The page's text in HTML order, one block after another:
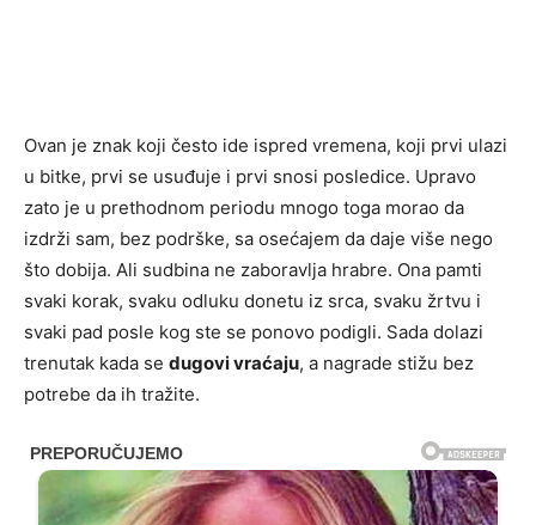
Ovan je znak koji često ide ispred vremena, koji prvi ulazi
u bitke, prvi se usuđuje i prvi snosi posledice. Upravo
zato je u prethodnom periodu mnogo toga morao da
izdrži sam, bez podrške, sa osećajem da daje više nego
što dobija. Ali sudbina ne zaboravlja hrabre. Ona pamti
svaki korak, svaku odluku donetu iz srca, svaku žrtvu i
svaki pad posle kog ste se ponovo podigli. Sada dolazi
trenutak kada se dugovi vraćaju, a nagrade stižu bez
potrebe da ih tražite.